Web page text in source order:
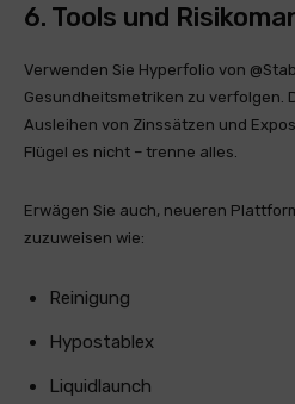
6. Tools und
Verwenden Sie Hyperfolio von
Gesundheitsmetriken zu verfolgen.
Ausleihen von Zinssätzen und
Flügel es nicht – trenne alles.
Erwägen Sie auch, neueren
zuzuweisen wie:
Reinigung
Hypostablex
Liquidlaunch